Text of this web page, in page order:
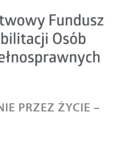
PRZEZ ŻYCIE –